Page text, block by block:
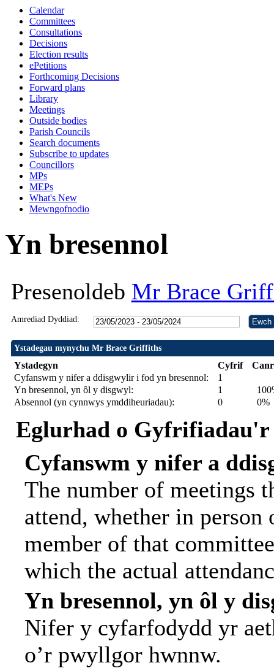
Calendar
Committees
Consultations
Decisions
Election results
ePetitions
Forthcoming Decisions
Forward plans
Library
Meetings
Outside bodies
Parish Councils
Search documents
Subscribe to updates
Councillors
MPs
MEPs
What's New
Mewngofnodio
Yn bresennol
Presenoldeb Mr Brace
Amrediad Dyddiad:
Ystadegau mynychu Mr Brace Griffiths
Ystadegyn Cyfrif
Cyfanswm y nifer a ddisgwylir i fod yn bresennol:
1
Yn bresennol, yn ôl y disgwyl:
1
Absennol (yn cynnwys ymddiheuriadau):
0 0%
Eglurhad o Gyfrifiadau'r
Cyfanswm y nifer a
The number of meetings
attend, whether in
member of that
which the actual
Yn bresennol, yn ôl y
Nifer y cyfarfodydd yr
o’r pwyllgor hwnnw.